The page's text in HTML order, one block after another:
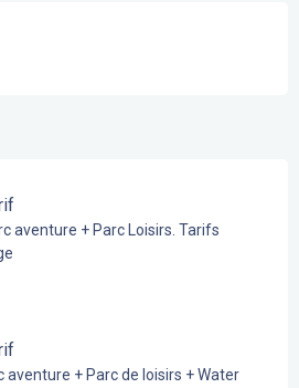
aventure + Parc Loisirs. Tarifs
aventure + Parc de loisirs + Water